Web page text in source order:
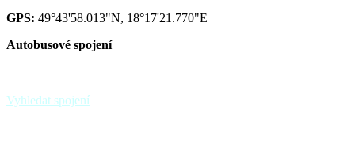
GPS: 49°43'58.013"N, 18°17'21.770"E
Autobusové spojení
Vyhledat spojení